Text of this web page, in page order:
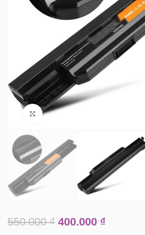
Click to enlarge
550.000₫ 400.000 ₫